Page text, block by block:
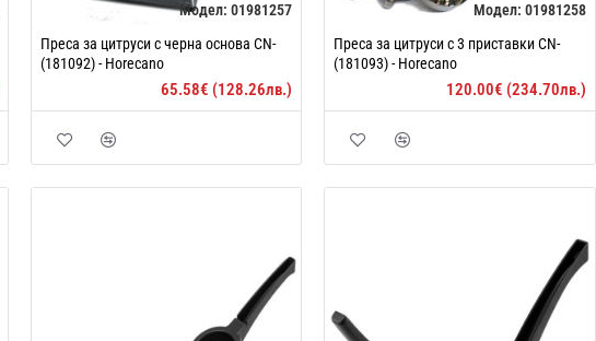
Модел: 01981257
Преса за цитруси с черна основа CN-
(181092) - Horecano
65.58€ (128.26лв.)
Модел: 01981258
Преса за цитруси с 3 приставки CN-
(181093) - Horecano
120.00€ (234.70лв.)